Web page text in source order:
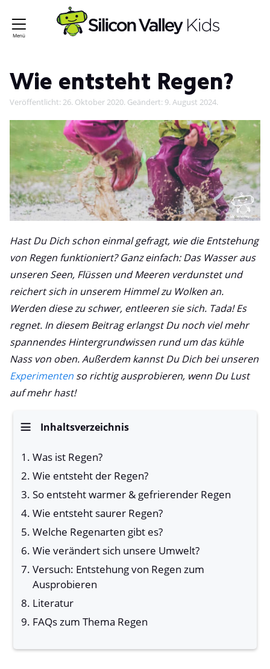
Wie entsteht Regen?
Veröffentlicht: 26. Oktober 2020. Geändert: 9. August 2024.
Hast Du Dich schon einmal gefragt, wie die Entstehung
von Regen funktioniert? Ganz einfach: Das Wasser aus
unseren Seen, Flüssen und Meeren verdunstet und
reichert sich in unserem Himmel zu Wolken an.
Werden diese zu schwer, entleeren sie sich. Tada! Es
regnet. In diesem Beitrag erlangst Du noch viel mehr
spannendes Hintergrundwissen rund um das kühle
Nass von oben. Außerdem kannst Du Dich bei unseren
Experimenten so richtig ausprobieren, wenn Du Lust
auf mehr hast!
Inhaltsverzeichnis
Was ist Regen?
Wie entsteht der Regen?
So entsteht warmer & gefrierender Regen
Wie entsteht saurer Regen?
Welche Regenarten gibt es?
Wie verändert sich unsere Umwelt?
Versuch: Entstehung von Regen zum
Ausprobieren
Literatur
FAQs zum Thema Regen